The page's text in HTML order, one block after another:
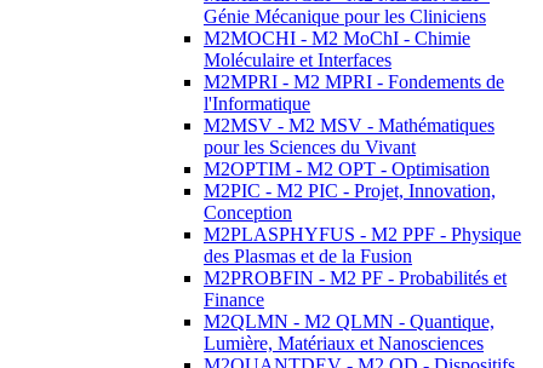
Génie Mécanique pour les Cliniciens
M2MOCHI - M2 MoChI - Chimie
Moléculaire et Interfaces
M2MPRI - M2 MPRI - Fondements de
l'Informatique
M2MSV - M2 MSV - Mathématiques
pour les Sciences du Vivant
M2OPTIM - M2 OPT - Optimisation
M2PIC - M2 PIC - Projet, Innovation,
Conception
M2PLASPHYFUS - M2 PPF - Physique
des Plasmas et de la Fusion
M2PROBFIN - M2 PF - Probabilités et
Finance
M2QLMN - M2 QLMN - Quantique,
Lumière, Matériaux et Nanosciences